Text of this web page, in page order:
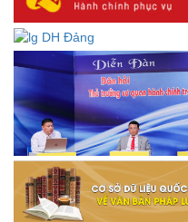
định về thành lập, tổ
hợp liên ngành
Thông báo về việc tải
thực hiện Nghị quyết số
NQ/TW
Thư chúc mừng của Bộ
niệm 78 năm Ngày
thống ngành Tổ chức
Thông báo về việc đăng
thi dân vận khéo năm